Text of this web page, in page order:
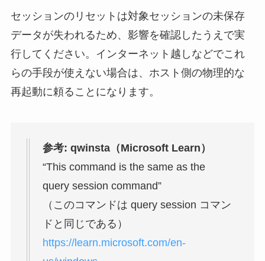
セッションのリセットは対象セッションの未保存
データが失われるため、影響を確認したうえで実
行してください。インターネット越しなどでこれ
らの手段が使えない場合は、ホスト側の物理的な
再起動に頼ることになります。
参考: qwinsta（Microsoft Learn）
“This command is the same as the
query session command”
（このコマンドは query session コマン
ドと同じである）
https://learn.microsoft.com/en-